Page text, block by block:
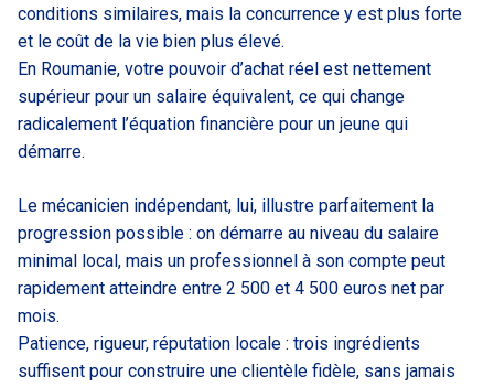
conditions similaires, mais la concurrence y est plus forte
et le coût de la vie bien plus élevé.
En Roumanie, votre pouvoir d’achat réel est nettement
supérieur pour un salaire équivalent, ce qui change
radicalement l’équation financière pour un jeune qui
démarre.
Le mécanicien indépendant, lui, illustre parfaitement la
progression possible : on démarre au niveau du salaire
minimal local, mais un professionnel à son compte peut
rapidement atteindre entre 2 500 et 4 500 euros net par
mois.
Patience, rigueur, réputation locale : trois ingrédients
suffisent pour construire une clientèle fidèle, sans jamais